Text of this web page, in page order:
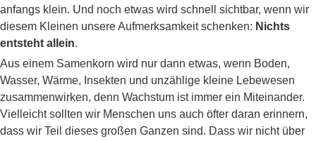
anfangs klein. Und noch etwas wird schnell sichtbar, wenn wir
diesem Kleinen unsere Aufmerksamkeit schenken: Nichts
entsteht allein.
Aus einem Samenkorn wird nur dann etwas, wenn Boden,
Wasser, Wärme, Insekten und unzählige kleine Lebewesen
zusammenwirken, denn Wachstum ist immer ein Miteinander.
Vielleicht sollten wir Menschen uns auch öfter daran erinnern,
dass wir Teil dieses großen Ganzen sind. Dass wir nicht über